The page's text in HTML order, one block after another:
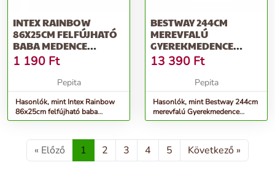
INTEX RAINBOW
86X25CM FELFÚJHATÓ
BABA MEDENCE
(57104NP_)
1 190 Ft
Pepita
Hasonlók, mint Intex Rainbow
86x25cm felfújható baba
Medence (57104NP_)
BESTWAY 244CM
MEREVFALÚ
GYEREKMEDENCE
(POL247) - KÉK
13 390 Ft
Pepita
Hasonlók, mint Bestway 244cm
merevfalú Gyerekmedence
(POL247) - kék
« Előző 1 2 3 4 5 Következő »